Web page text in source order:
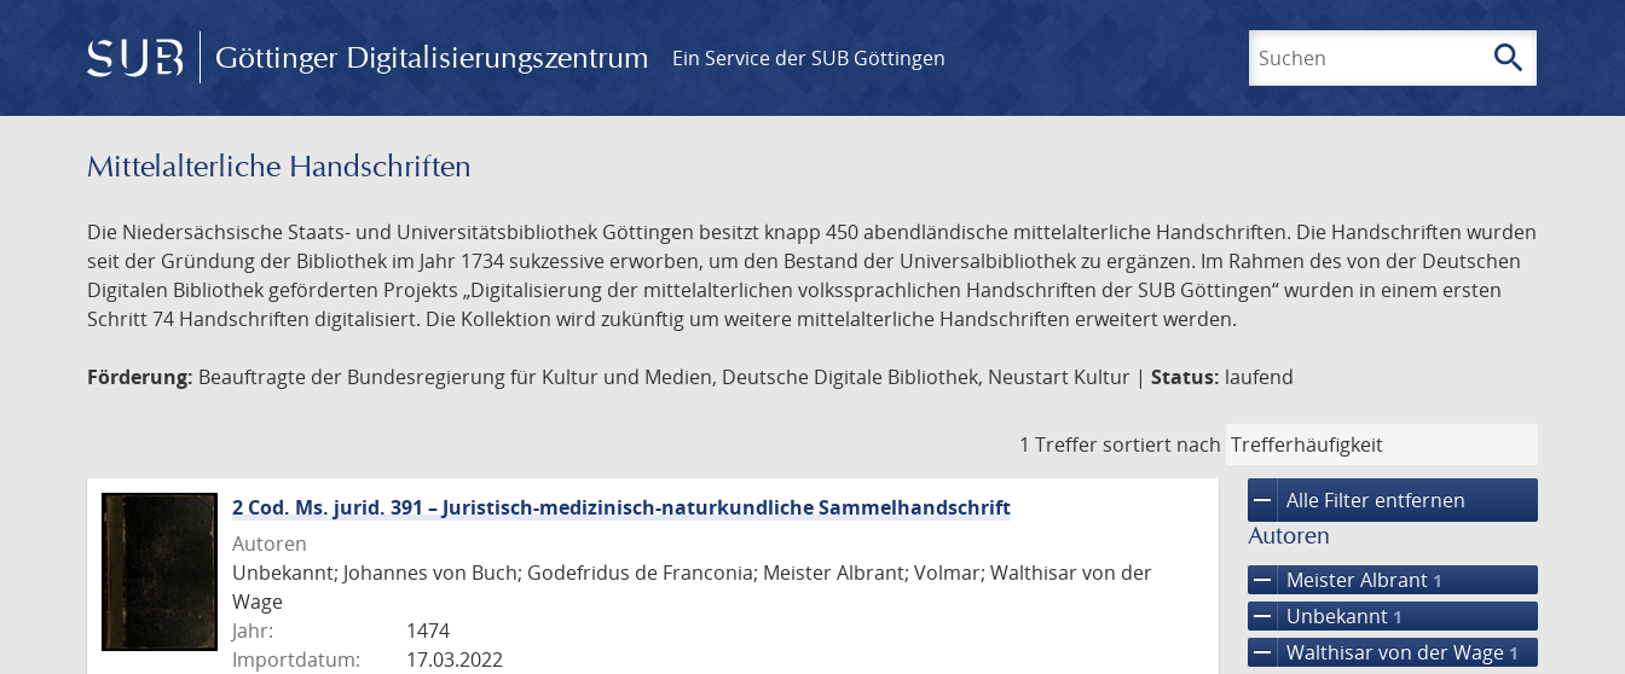
Göttinger Digitalisierungszentrum Ein Service der SUB Göttingen search
Mittelalterliche Handschriften
Die Niedersächsische Staats- und Universitätsbibliothek Göttingen besitzt knapp 450 abendländische mittelalterliche Handschriften. Die Handschriften wurden
seit der Gründung der Bibliothek im Jahr 1734 sukzessive erworben, um den Bestand der Universalbibliothek zu ergänzen. Im Rahmen des von der Deutschen
Digitalen Bibliothek geförderten Projekts „Digitalisierung der mittelalterlichen volkssprachlichen Handschriften der SUB Göttingen“ wurden in einem ersten
Schritt 74 Handschriften digitalisiert. Die Kollektion wird zukünftig um weitere mittelalterliche Handschriften erweitert werden.
Förderung: Beauftragte der Bundesregierung für Kultur und Medien, Deutsche Digitale Bibliothek, Neustart Kultur | Status: laufend
1 Treffer sortiert nach
remove Alle Filter entfernen
Autoren
remove Meister Albrant 1
remove Unbekannt 1
remove Walthisar von der Wage 1
2 Cod. Ms. jurid. 391 – Juristisch-medizinisch-naturkundliche Sammelhandschrift
Autoren
Unbekannt; Johannes von Buch; Godefridus de Franconia; Meister Albrant; Volmar; Walthisar von der
Wage
Jahr:
1474
Importdatum:
17.03.2022